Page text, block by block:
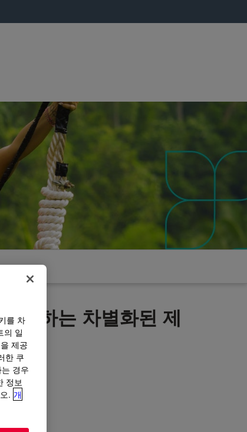
지하는 차별화된 제
기
를 차
의 일
제공
한 쿠
경우
정보
. 개